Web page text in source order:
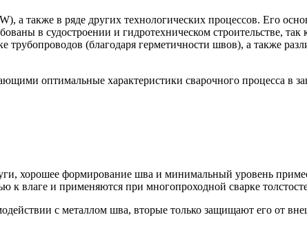
а также в ряде других технологических процессов. Его
в судостроении и гидротехническом строительстве,
трубопроводов (благодаря герметичности швов), а также
оптимальные характеристики сварочного процесса в
хорошее формирование шва и минимальный уровень
к влаге и применяются при многопроходной сварке
с металлом шва, вторые только защищают его от